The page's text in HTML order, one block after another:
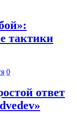
тактики
0
ответ